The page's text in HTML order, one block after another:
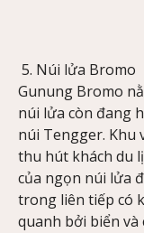
5. Núi lửa Bromo
Gunung Bromo
núi lửa còn đang
núi Tengger. Khu
thu hút khách du
của ngọn núi lửa
trong liên tiếp có
quanh bởi biển và